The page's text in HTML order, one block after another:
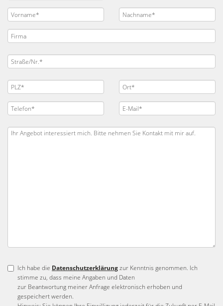
Ich habe die Datenschutzerklärungzur Kenntnis genommen. Ich
stimme zu, dass meine Angaben und Daten
zur Beantwortung meiner Anfrage elektronisch erhoben und
gespeichert werden.